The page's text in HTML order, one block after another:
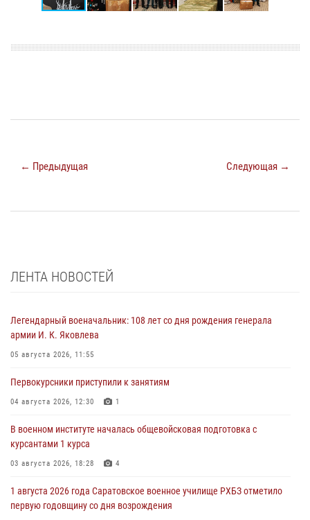
← Предыдущая Следующая →
ЛЕНТА НОВОСТЕЙ
Легендарный военачальник: 108 лет со дня рождения генерала
армии И. К. Яковлева
05 августа 2026, 11:55
Первокурсники приступили к занятиям
04 августа 2026, 12:30 1
В военном институте началась общевойсковая подготовка с
курсантами 1 курса
03 августа 2026, 18:28 4
1 августа 2026 года Саратовское военное училище РХБЗ отметило
первую годовщину со дня возрождения